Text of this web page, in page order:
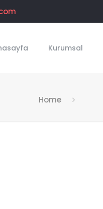
Kurumsal
Home